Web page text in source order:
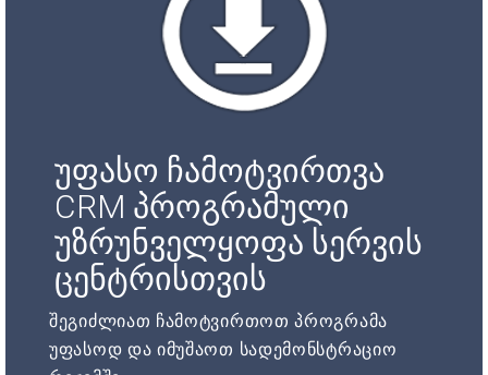
უფასო ჩამოტვირთვა
CRM პროგრამული
უზრუნველყოფა სერვის
ცენტრისთვის
შეგიძლიათ ჩამოტვირთოთ პროგრამა
უფასოდ და იმუშაოთ სადემონსტრაციო